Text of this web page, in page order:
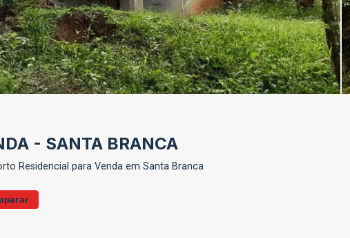
- SANTA BRANCA
Residencial para Venda em Santa Branca